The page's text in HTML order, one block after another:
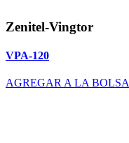
Zenitel-Vingtor
VPA-120
AGREGAR A LA BOLSA